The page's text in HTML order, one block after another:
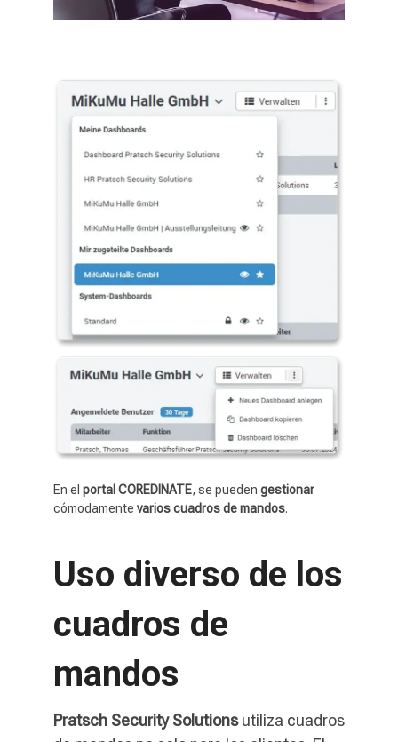
En el portal COREDINATE, se pueden gestionar
cómodamente varios cuadros de mandos.
Uso diverso de los
cuadros de
mandos
Pratsch Security Solutionsutiliza cuadros